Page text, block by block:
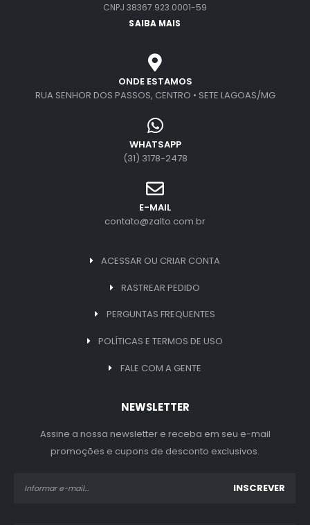
CNPJ 38367.923.0001-59
SAIBA MAIS
ONDE ESTAMOS
RUA SENHOR DOS PASSOS, CENTRO • SETE LAGOAS/MG
WHATSAPP
(31) 3178-2478
E-MAIL
contato@zalto.com.br
ACESSAR OU CRIAR CONTA
RASTREAR PEDIDO
PERGUNTAS FREQUENTES
POLÍTICAS E TERMOS DE USO
FALE COM A GENTE
NEWSLETTER
Assine a nossa newsletter e receba em seu e-mail
promoções e cupons de desconto exclusivos.